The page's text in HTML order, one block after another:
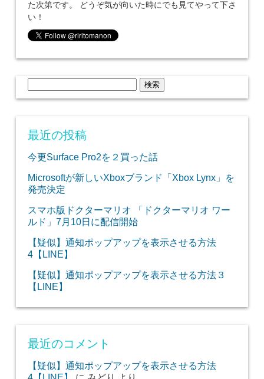
た次第です。 どうぞ気が向いた時にでも見てやって下さ
い！
索:
最近の投稿
今更Surface Pro2を２買った話
Microsoftが新しいXboxブランド「Xbox Lynx」を
発売決定
スマホ版ドクターマリオ 「ドクターマリオ ワー
ルド」7月10日に配信開始
【疑似】通知ポップアップを表示させる方法
4【LINE】
【疑似】通知ポップアップを表示させる方法３
【LINE】
最近のコメント
【疑似】通知ポップアップを表示させる方法